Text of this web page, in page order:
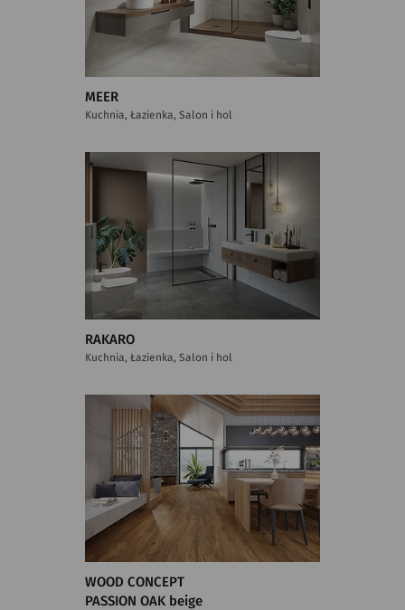
MEER
Kuchnia, Łazienka, Salon i hol
RAKARO
Kuchnia, Łazienka, Salon i hol
WOOD CONCEPT
PASSION OAK beige